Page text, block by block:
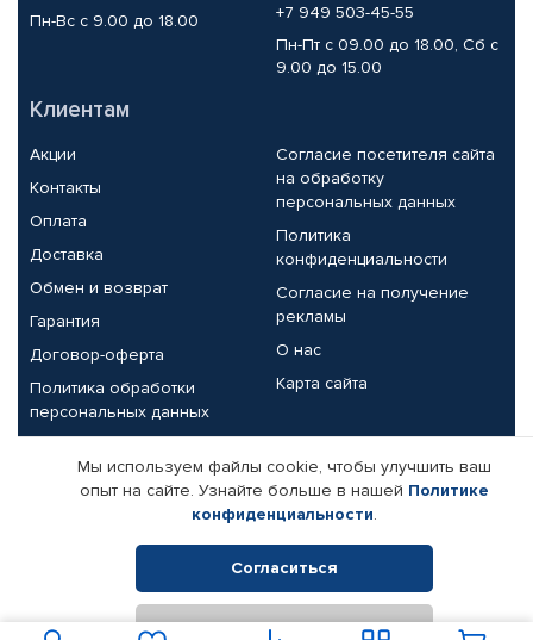
Пн-Вс с 9.00 до 18.00
+7 949 503-45-55
Пн-Пт с 09.00 до 18.00, Сб с
9.00 до 15.00
Клиентам
Акции
Контакты
Оплата
Доставка
Обмен и возврат
Гарантия
Договор-оферта
Политика обработки
персональных данных
Согласие посетителя сайта
на обработку
персональных данных
Политика
конфиденциальности
Согласие на получение
рекламы
О нас
Карта сайта
Партнерам
Корпоративным клиентам
Поставщикам
Реквизиты компании
© КАМАЗ ЦЕНТР ДОНЕЦК, 2015-2026. Все права защищены.
Мы используем файлы cookie, чтобы улучшить ваш
опыт на сайте. Узнайте больше в нашей Политике
конфиденциальности.
Согласиться
Отклонить